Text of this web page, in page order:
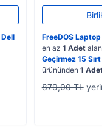
Dell
FreeDOS Laptop
en az 1 Adetalana,
Geçirmez 15 Sırt
ürününden 1 Adet
879,00 TL